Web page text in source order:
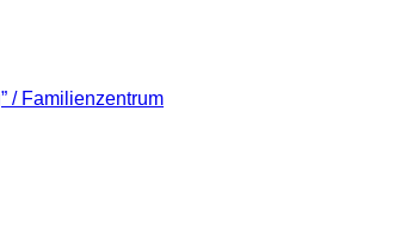
/ Familienzentrum